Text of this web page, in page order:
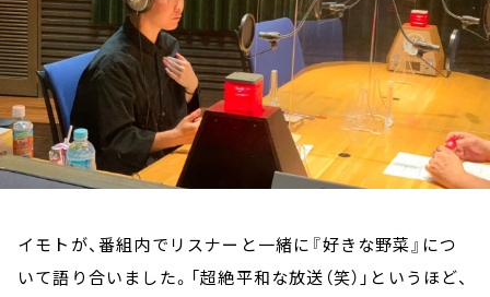
イモトが、番組内でリスナーと一緒に『好きな野菜』につ
いて語り合いました。「超絶平和な放送（笑）」というほど、